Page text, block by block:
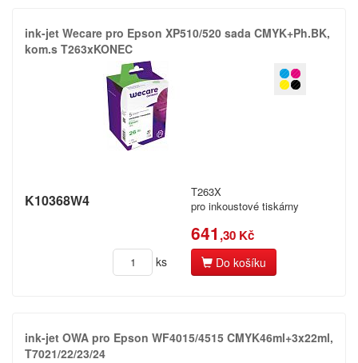
ink-​jet Wecare pro Epson XP510/​520 sada CMYK+​Ph.​BK,​
kom.​s T263xKONEC
K10368W4
T263X
pro inkoustové tiskárny
641 ,30 Kč
ks Do košíku
ink-​jet OWA pro Epson WF4015/​4515 CMYK46ml+​3x22ml,​
T7021/​22/​23/​24